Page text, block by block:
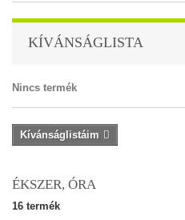
KÍVÁNSÁGLISTA
Nincs termék
Kívánságlistáim
ÉKSZER, ÓRA
16 termék